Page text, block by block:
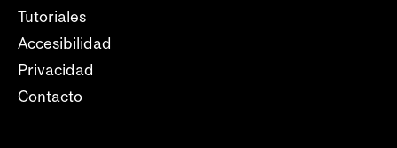
Tutoriales
Accesibilidad
Privacidad
Contacto